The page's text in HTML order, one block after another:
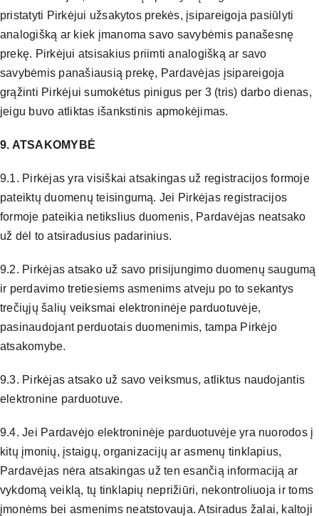
pristatyti Pirkėjui užsakytos prekės, įsipareigoja pasiūlyti
analogišką ar kiek įmanoma savo savybėmis panašesnę
prekę. Pirkėjui atsisakius priimti analogišką ar savo
savybėmis panašiausią prekę, Pardavėjas įsipareigoja
grąžinti Pirkėjui sumokėtus pinigus per 3 (tris) darbo dienas,
jeigu buvo atliktas išankstinis apmokėjimas.
9. ATSAKOMYBĖ
9.1. Pirkėjas yra visiškai atsakingas už registracijos formoje
pateiktų duomenų teisingumą. Jei Pirkėjas registracijos
formoje pateikia netikslius duomenis, Pardavėjas neatsako
už dėl to atsiradusius padarinius.
9.2. Pirkėjas atsako už savo prisijungimo duomenų saugumą
ir perdavimo tretiesiems asmenims atveju po to sekantys
trečiųjų šalių veiksmai elektroninėje parduotuvėje,
pasinaudojant perduotais duomenimis, tampa Pirkėjo
atsakomybe.
9.3. Pirkėjas atsako už savo veiksmus, atliktus naudojantis
elektronine parduotuve.
9.4. Jei Pardavėjo elektroninėje parduotuvėje yra nuorodos į
kitų įmonių, įstaigų, organizacijų ar asmenų tinklapius,
Pardavėjas nėra atsakingas už ten esančią informaciją ar
vykdomą veiklą, tų tinklapių neprižiūri, nekontroliuoja ir toms
įmonėms bei asmenims neatstovauja. Atsiradus žalai, kaltoji